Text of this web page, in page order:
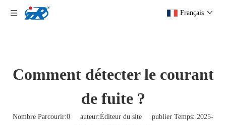
Français
Comment détecter le courant
de fuite ?
Nombre Parcourir:0 auteur:Éditeur du site publier Temps: 2025-